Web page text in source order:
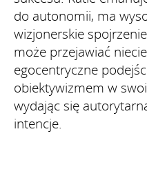
do autonomii, ma
wizjonerskie
może przejawiać
egocentryczne
obiektywizmem w
wydając się
intencje.